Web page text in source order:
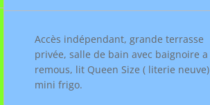
Accès indépendant, grande terrasse
privée, salle de bain avec baignoire a
remous, lit Queen Size ( literie neuve)
mini frigo.